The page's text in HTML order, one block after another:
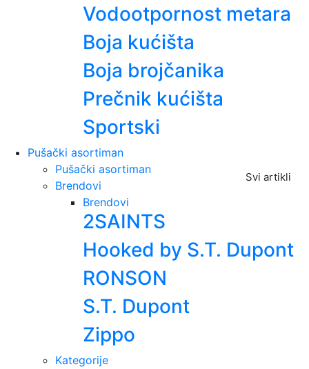
Vodootpornost metara
Boja kućišta
Boja brojčanika
Prečnik kućišta
Sportski
Pušački asortiman
Svi artikli
Pušački asortiman
Brendovi
Brendovi
2SAINTS
Hooked by S.T. Dupont
RONSON
S.T. Dupont
Zippo
Kategorije